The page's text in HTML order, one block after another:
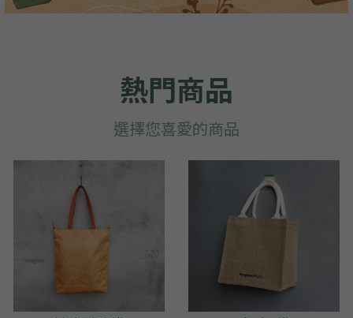
➢野餐墊
➢針織袋
➢麻布袋
➢杜邦紙袋
➢咖啡渣/軟木袋
熱門商品
選擇您喜愛的商品